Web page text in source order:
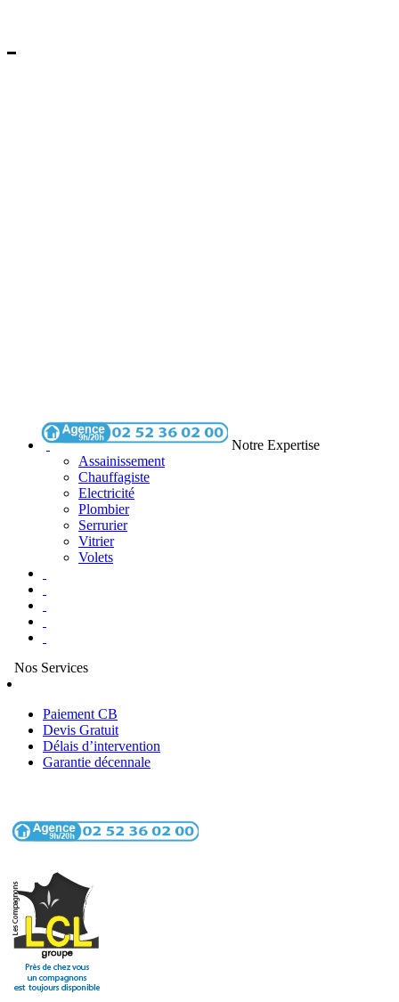
Notre Expertise
Assainissement
Chauffagiste
Electricité
Plombier
Serrurier
Vitrier
Volets
Nos Services
Paiement CB
Devis Gratuit
Délais d’intervention
Garantie décennale